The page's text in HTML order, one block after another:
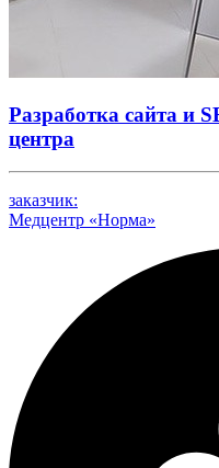
Разработка сайта и
центра
заказчик:
Медцентр «Норма»